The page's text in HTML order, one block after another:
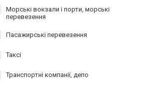
Морські вокзали і порти, морські
перевезення
Пасажирські перевезення
Таксі
Транспортні компанії, депо